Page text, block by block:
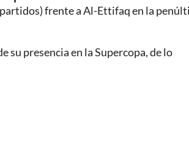
frente a Al-Ettifaq en la
su presencia en la Supercopa, de lo